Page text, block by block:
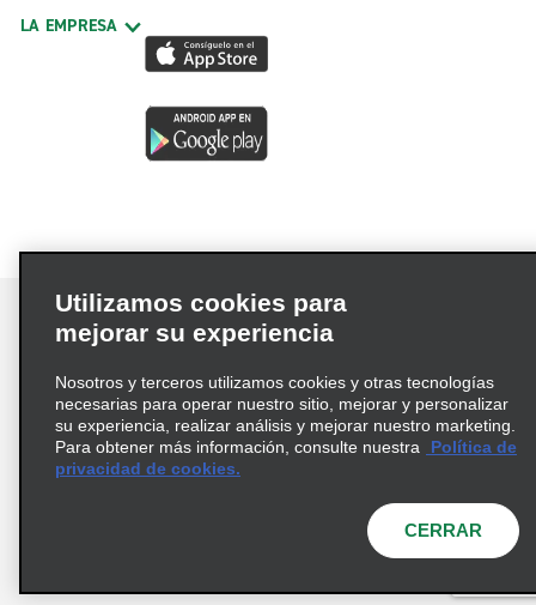
LA EMPRESA
Términos de uso
Política de privacidad
Política de cookies
Información de Salud del Consumidor
© 2026 Enterprise Holdings, Inc. Todos los derechos
Utilizamos cookies para
mejorar su experiencia
Nosotros y terceros utilizamos cookies y otras tecnologías
necesarias para operar nuestro sitio, mejorar y personalizar
su experiencia, realizar análisis y mejorar nuestro marketing.
Para obtener más información, consulte nuestra
Política de
privacidad de cookies.
CERRAR